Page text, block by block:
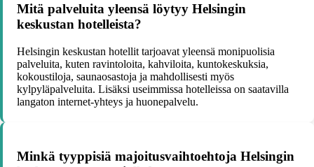
Mitä palveluita yleensä löytyy Helsingin
keskustan hotelleista?
Helsingin keskustan hotellit tarjoavat yleensä monipuolisia
palveluita, kuten ravintoloita, kahviloita, kuntokeskuksia,
kokoustiloja, saunaosastoja ja mahdollisesti myös
kylpyläpalveluita. Lisäksi useimmissa hotelleissa on saatavilla
langaton internet-yhteys ja huonepalvelu.
Minkä tyyppisiä majoitusvaihtoehtoja Helsingin